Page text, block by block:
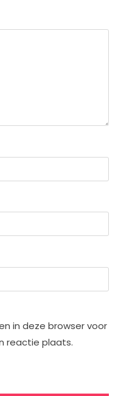
in deze browser voor
reactie plaats.